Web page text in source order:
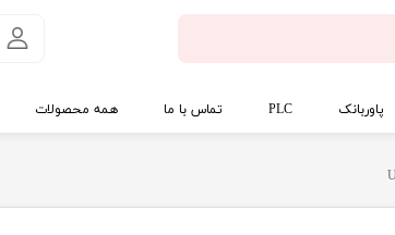
پاوربانک PLC تماس با ما همه محصولات